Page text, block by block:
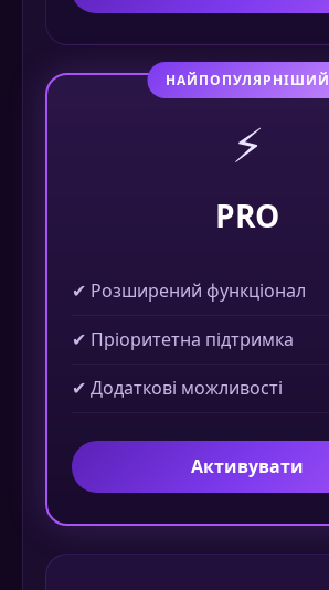
НАЙПОПУЛЯРНІШИЙ
⚡
PRO
✔ Розширений функціонал
✔ Пріоритетна підтримка
✔ Додаткові можливості
Активувати